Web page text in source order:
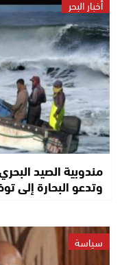
أخبار البحر
مندوبية الصيد
وتدعو البحارة إلى
سياسة